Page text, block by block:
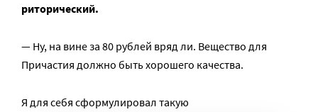
риторический.
— Ну, на вине за 80 рублей вряд ли. Вещество для
Причастия должно быть хорошего качества.
Я для себя сформулировал такую